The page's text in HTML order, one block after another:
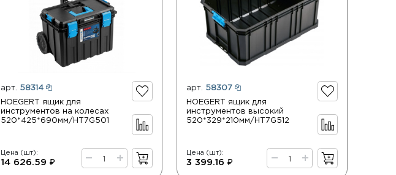
арт. 58314
HOEGERT ящик для
инструментов на колесах
520*425*690мм/HT7G501
Цена (шт):
14 626.59 ₽
арт.
58307
HOEGERT ящик для
инструментов высокий
520*329*210мм/HT7G512
Цена (шт):
3 399.16 ₽